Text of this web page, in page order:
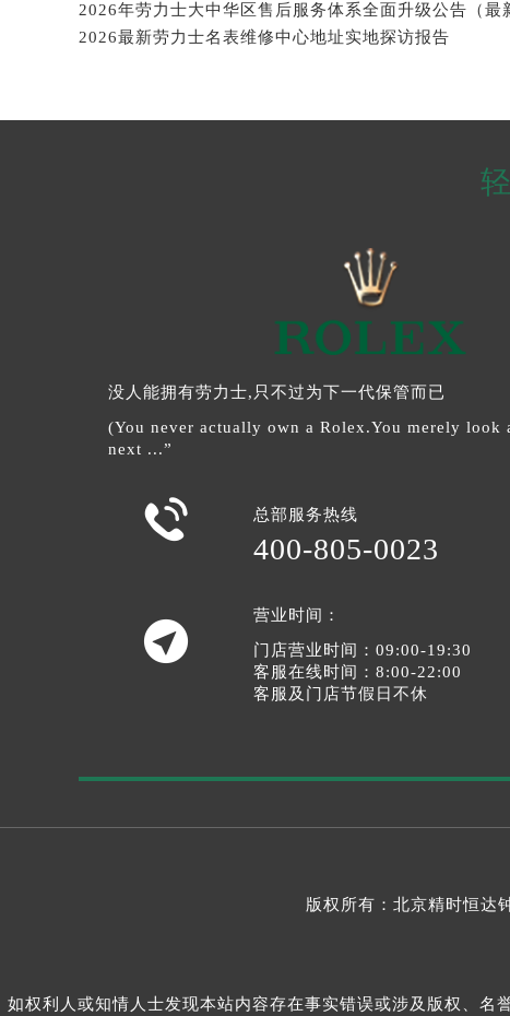
2026最新劳力士名表维修中心地址实地探访报告
没人能拥有劳力士,只不过为下一代保管而已
(You never actually own a Rolex.You merely look
next ...”
 总部服务热线
400-805-0023

营业时间：
门店营业时间：09:00-19:30
客服在线时间：8:00-22:00
客服及门店节假日不休
版权所有：北京精时恒达
如权利人或知情人士发现本站内容存在事实错误或涉及版权、